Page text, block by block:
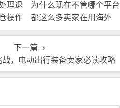
理退
操作
为什么现在不管哪个平台
都这么多卖家在用海外
仓？
下一篇
战，电动出行装备卖家必读攻略